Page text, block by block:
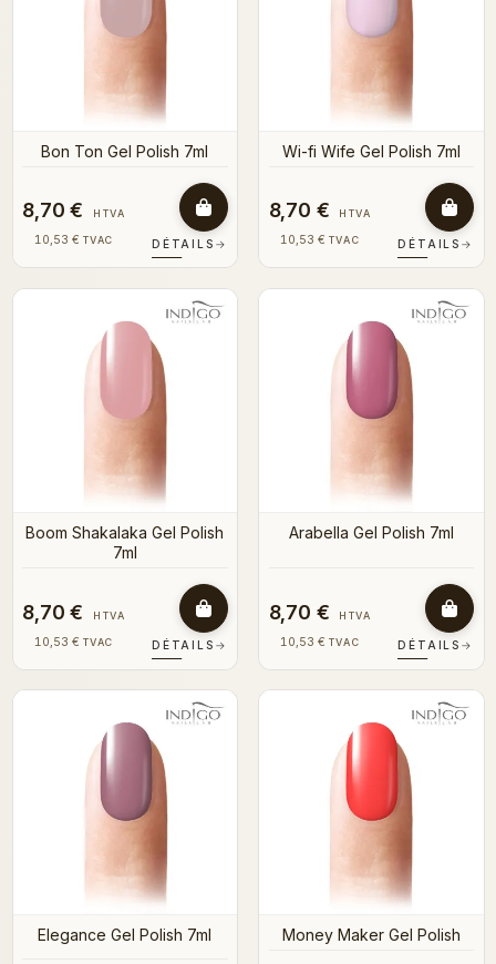
Bon Ton Gel Polish 7ml
8,70 € HTVA
10,53 € TVAC DÉTAILS →
Wi-fi Wife Gel Polish 7ml
8,70 € HTVA
10,53 € TVAC DÉTAILS →
Boom Shakalaka Gel Polish
7ml
8,70 € HTVA
10,53 € TVAC DÉTAILS →
Arabella Gel Polish 7ml
8,70 € HTVA
10,53 € TVAC DÉTAILS →
Elegance Gel Polish 7ml Money Maker Gel Polish